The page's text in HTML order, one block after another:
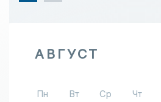
АВГУСТ
Пн Вт Ср Чт